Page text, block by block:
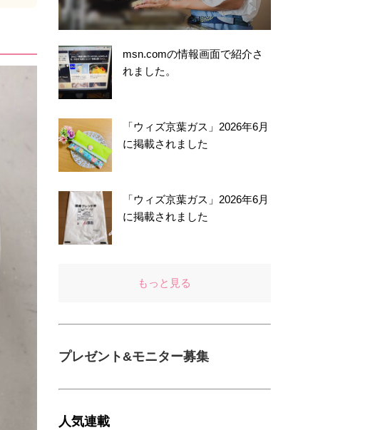
msn.comの情報画面で紹介さ
れました。
「ウィズ京葉ガス」2026年6月
に掲載されました
「ウィズ京葉ガス」2026年6月
に掲載されました
もっと見る
プレゼント&モニター募集
人気連載